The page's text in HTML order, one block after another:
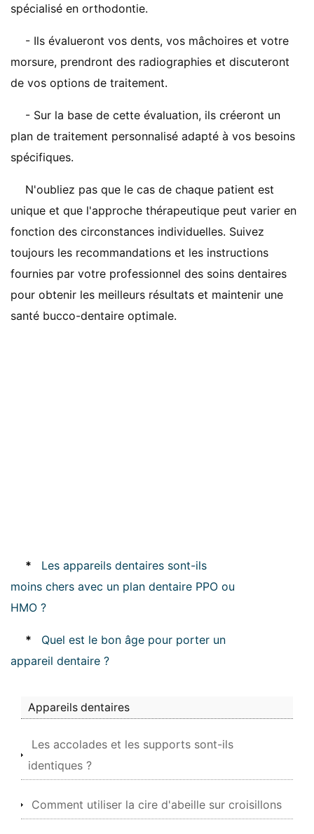
spécialisé en orthodontie.
- Ils évalueront vos dents, vos mâchoires et votre
morsure, prendront des radiographies et discuteront
de vos options de traitement.
- Sur la base de cette évaluation, ils créeront un
plan de traitement personnalisé adapté à vos besoins
spécifiques.
N'oubliez pas que le cas de chaque patient est
unique et que l'approche thérapeutique peut varier en
fonction des circonstances individuelles. Suivez
toujours les recommandations et les instructions
fournies par votre professionnel des soins dentaires
pour obtenir les meilleurs résultats et maintenir une
santé bucco-dentaire optimale.
*
Les appareils dentaires sont-ils
moins chers avec un plan dentaire PPO ou
HMO ?
*
Quel est le bon âge pour porter un
appareil dentaire ?
Appareils dentaires
Les accolades et les supports sont-ils
identiques ?
Comment utiliser la cire d'abeille sur croisillons